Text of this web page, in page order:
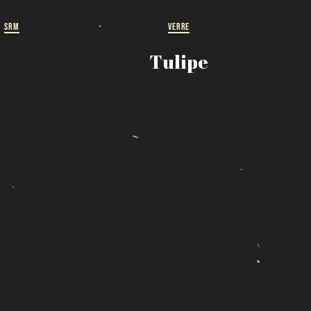
SRM VERRE
Tulipe